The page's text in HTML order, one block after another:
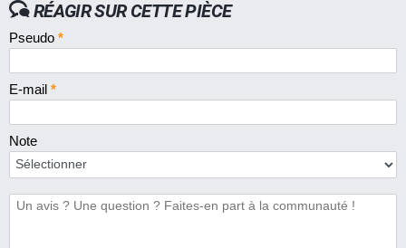
RÉAGIR SUR CETTE PIÈCE
Pseudo *
E-mail *
Note